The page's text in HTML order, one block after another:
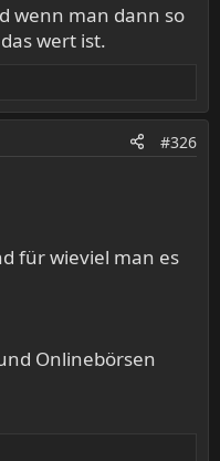
wenn man dann so
wert ist.
#326
für wieviel man es
Onlinebörsen